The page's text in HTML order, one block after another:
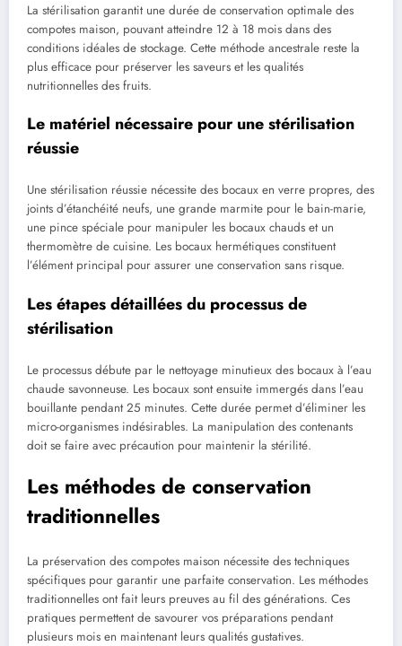
La stérilisation garantit une durée de conservation optimale des
compotes maison, pouvant atteindre 12 à 18 mois dans des
conditions idéales de stockage. Cette méthode ancestrale reste la
plus efficace pour préserver les saveurs et les qualités
nutritionnelles des fruits.
Le matériel nécessaire pour une stérilisation
réussie
Une stérilisation réussie nécessite des bocaux en verre propres, des
joints d’étanchéité neufs, une grande marmite pour le bain-marie,
une pince spéciale pour manipuler les bocaux chauds et un
thermomètre de cuisine. Les bocaux hermétiques constituent
l’élément principal pour assurer une conservation sans risque.
Les étapes détaillées du processus de
stérilisation
Le processus débute par le nettoyage minutieux des bocaux à l’eau
chaude savonneuse. Les bocaux sont ensuite immergés dans l’eau
bouillante pendant 25 minutes. Cette durée permet d’éliminer les
micro-organismes indésirables. La manipulation des contenants
doit se faire avec précaution pour maintenir la stérilité.
Les méthodes de conservation
traditionnelles
La préservation des compotes maison nécessite des techniques
spécifiques pour garantir une parfaite conservation. Les méthodes
traditionnelles ont fait leurs preuves au fil des générations. Ces
pratiques permettent de savourer vos préparations pendant
plusieurs mois en maintenant leurs qualités gustatives.